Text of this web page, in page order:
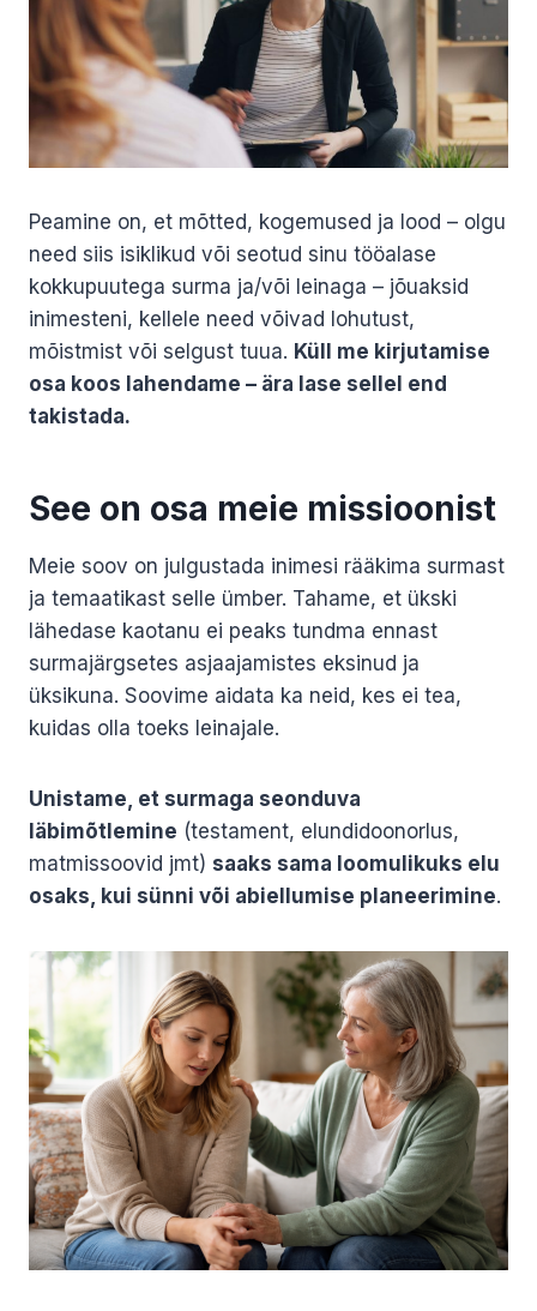
Peamine on, et mõtted, kogemused ja lood – olgu
need siis isiklikud või seotud sinu tööalase
kokkupuutega surma ja/või leinaga – jõuaksid
inimesteni, kellele need võivad lohutust,
mõistmist või selgust tuua. Küll me kirjutamise
osa koos lahendame – ära lase sellel end
takistada.
See on osa meie missioonist
Meie soov on julgustada inimesi rääkima surmast
ja temaatikast selle ümber. Tahame, et ükski
lähedase kaotanu ei peaks tundma ennast
surmajärgsetes asjaajamistes eksinud ja
üksikuna. Soovime aidata ka neid, kes ei tea,
kuidas olla toeks leinajale.
Unistame, et surmaga seonduva
läbimõtlemine (testament, elundidoonorlus,
matmissoovid jmt) saaks sama loomulikuks elu
osaks, kui sünni või abiellumise planeerimine.